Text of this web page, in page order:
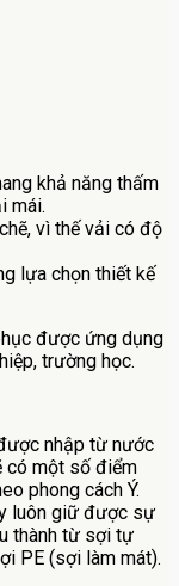
khả năng thấm
mái.
vì thế vải có độ
lựa chọn thiết kế
được ứng dụng
trường học.
nhập từ nước
có một số điểm
phong cách Ý.
luôn giữ được sự
thành từ sợi tự
PE (sợi làm mát).